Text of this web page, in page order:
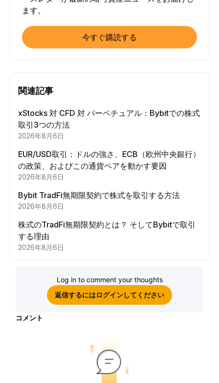
ます。
今すぐ購読する
関連記事
xStocks 対 CFD 対 パーペチュアル：Bybitでの株式
取引3つの方法
2026年8月6日
EUR/USD取引：ドルの強さ、ECB（欧州中央銀行）
の政策、およびこの通貨ペアを動かす要因
2026年8月6日
Bybit TradFi無期限契約で株式を取引する方法
2026年8月6日
株式のTradFi無期限契約とは？ そしてBybitで取引
する理由
2026年8月6日
Log in to comment your thoughts
返信するにはログインしてください
コメント